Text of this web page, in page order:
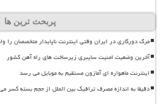
پربحث ترین ها
مرگ دورکاری در ایران وقتی اینترنت ناپایدار متخصصان را
آخرین وضعیت امنیت سایبری زیرساخت های راه آهن کشور
اینترنت ماهواره ای آمازون مستقیم به موبایل می رسد
دقیقا به اندازه مصرف ترافیک بین الملل از حجم بسته کسر